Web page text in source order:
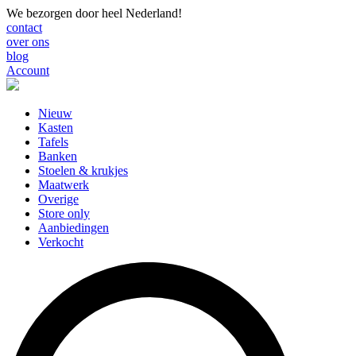
We bezorgen door heel Nederland!
contact
over ons
blog
Account
Nieuw
Kasten
Tafels
Banken
Stoelen & krukjes
Maatwerk
Overige
Store only
Aanbiedingen
Verkocht